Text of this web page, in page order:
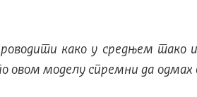
како у средњем тако
овом моделу спремни да одмах